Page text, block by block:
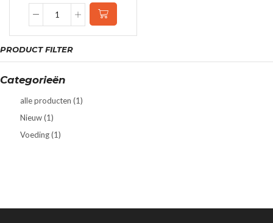
Dutch
Beef
Bar
Original
eiwit!
PRODUCT FILTER
Categorieën
alle producten (1)
Nieuw(1)
Voeding(1)